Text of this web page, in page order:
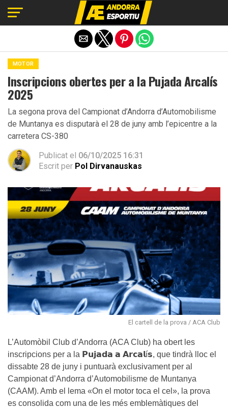
MOTOR
Inscripcions obertes per a la Pujada Arcalís
2025
La segona prova del Campionat d’Andorra d’Automobilisme
de Muntanya es disputarà el 28 de juny amb l’epicentre a la
carretera CS-380
Publicat el 06/10/2025 16:31
Escrit per Pol Dirvanauskas
El cartell de la prova / ACA Club
L’Automòbil Club d’Andorra (ACA Club) ha obert les
inscripcions per a la 𝗣𝘂𝗷𝗮𝗱𝗮 𝗮 𝗔𝗿𝗰𝗮𝗹í𝘀, que tindrà lloc el
dissabte 28 de juny i puntuarà exclusivament per al
Campionat d’Andorra d’Automobilisme de Muntanya
(CAAM). Amb el lema «On el motor toca el cel», la prova
es consolida com una de les més emblemàtiques del
Exit mobile version